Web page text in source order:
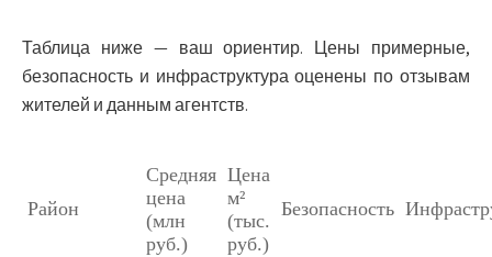
Таблица ниже — ваш ориентир. Цены примерные,
безопасность и инфраструктура оценены по отзывам
жителей и данным агентств.
Район
Средняя
цена
(млн
руб.)
Цена
м²
(тыс.
руб.)
Безопасность